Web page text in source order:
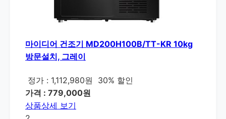
마이디어 건조기 MD200H100B/TT-KR 10kg
방문설치, 그레이
정가 : 1,112,980원
30% 할인
가격 : 779,000원
상품상세 보기